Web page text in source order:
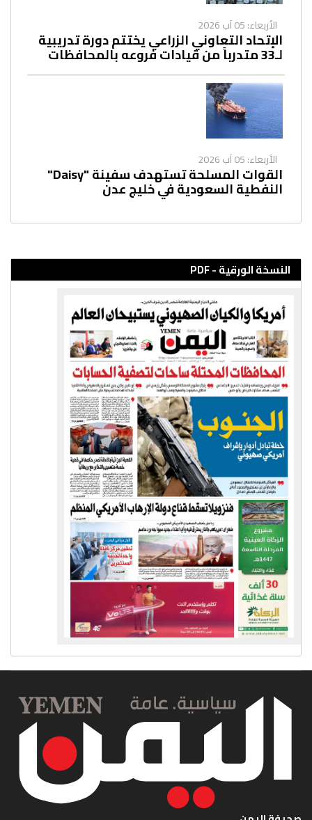
الأربعاء: 05 آب 2026
الإتحاد التعاوني الزراعي يختتم دورة تدريبية
لـ33 متدرباً من قيادات فروعه بالمحافظات
الأربعاء: 05 آب 2026
القوات المسلحة تستهدف سفينة "Daisy"
النفطية السعودية في خليج عدن
النسخة الورقية - PDF